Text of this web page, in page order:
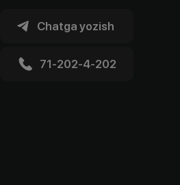
Chatga yozish
71-202-4-202